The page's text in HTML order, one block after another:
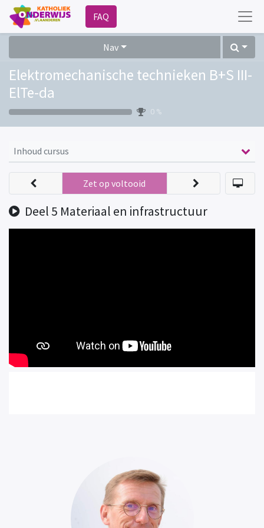
FAQ
Nav
Elektromechanische technieken B+S III-
ElTe-da
0 %
Inhoud cursus
Deel 5 Materiaal en infrastructuur
Zet op voltooid